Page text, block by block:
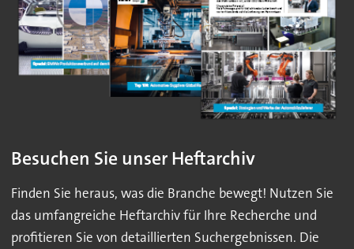
Besuchen Sie unser Heftarchiv
Finden Sie heraus, was die Branche bewegt! Nutzen Sie
das umfangreiche Heftarchiv für Ihre Recherche und
profitieren Sie von detaillierten Suchergebnissen. Die